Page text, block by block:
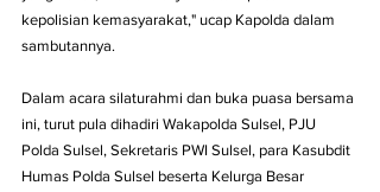
kepolisian kemasyarakat," ucap Kapolda dalam
sambutannya.
Dalam acara silaturahmi dan buka puasa bersama
ini, turut pula dihadiri Wakapolda Sulsel, PJU
Polda Sulsel, Sekretaris PWI Sulsel, para Kasubdit
Humas Polda Sulsel beserta Kelurga Besar